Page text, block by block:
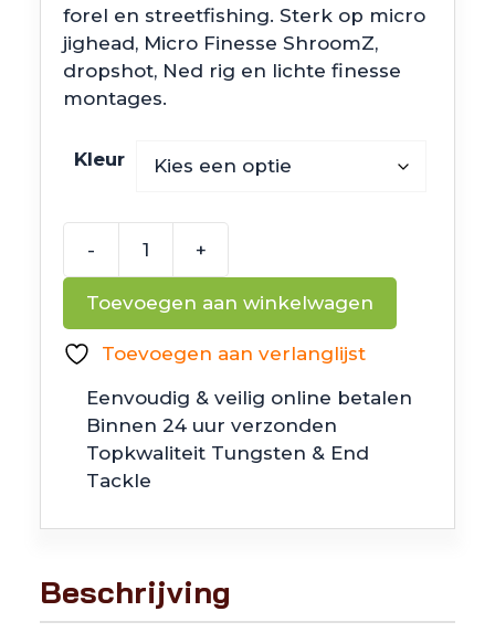
forel en streetfishing. Sterk op micro
jighead, Micro Finesse ShroomZ,
dropshot, Ned rig en lichte finesse
montages.
Kleur
-
StingerZ
+
Toevoegen aan winkelwagen
Toevoegen aan verlanglijst
Eenvoudig & veilig online betalen
Binnen 24 uur verzonden
Topkwaliteit Tungsten & End
Tackle
Beschrijving